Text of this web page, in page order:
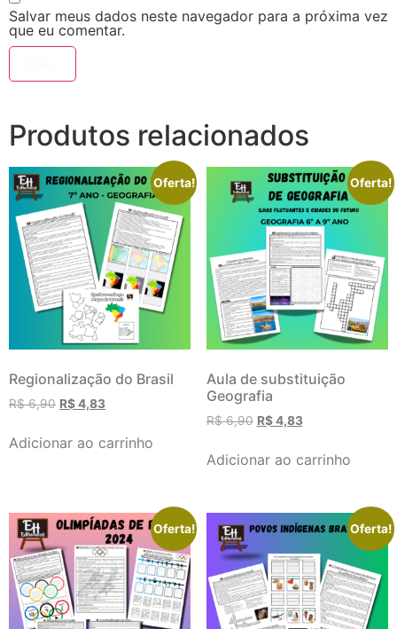
Salvar meus dados neste navegador para a próxima vez
que eu comentar.
Produtos relacionados
Oferta!
Regionalização do Brasil
R$6,90 R$4,83
Adicionar ao carrinho
Oferta!
Aula de substituição
Geografia
R$6,90 R$4,83
Adicionar ao carrinho
Oferta! Oferta!